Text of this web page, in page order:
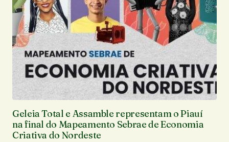
Geleia Total e Assamble representam o Piauí
na final do Mapeamento Sebrae de Economia
Criativa do Nordeste